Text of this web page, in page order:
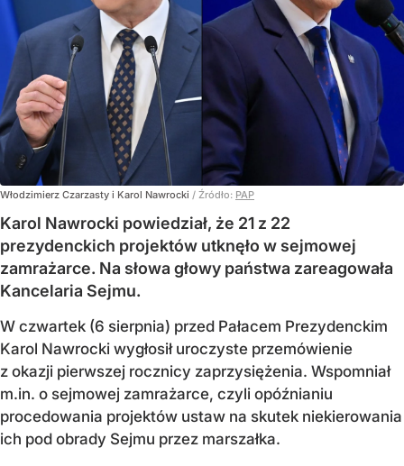
Włodzimierz Czarzasty i Karol Nawrocki / Źródło: PAP
Karol Nawrocki powiedział, że 21 z 22
prezydenckich projektów utknęło w sejmowej
zamrażarce. Na słowa głowy państwa zareagowała
Kancelaria Sejmu.
W czwartek (6 sierpnia) przed Pałacem Prezydenckim
Karol Nawrocki wygłosił uroczyste przemówienie
z okazji pierwszej rocznicy zaprzysiężenia. Wspomniał
m.in. o sejmowej zamrażarce, czyli opóźnianiu
procedowania projektów ustaw na skutek niekierowania
ich pod obrady Sejmu przez marszałka.